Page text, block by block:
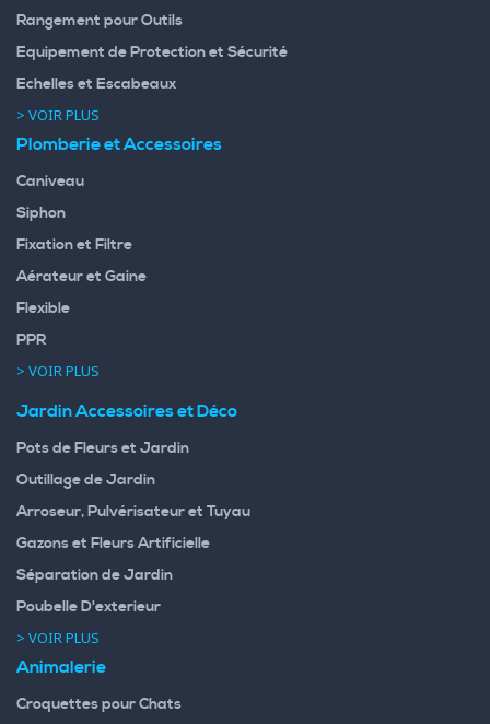
Rangement pour Outils
Equipement de Protection et Sécurité
Echelles et Escabeaux
> VOIR PLUS
Plomberie et Accessoires
Caniveau
Siphon
Fixation et Filtre
Aérateur et Gaine
Flexible
PPR
> VOIR PLUS
Jardin Accessoires et Déco
Pots de Fleurs et Jardin
Outillage de Jardin
Arroseur, Pulvérisateur et Tuyau
Gazons et Fleurs Artificielle
Séparation de Jardin
Poubelle D'exterieur
> VOIR PLUS
Animalerie
Croquettes pour Chats